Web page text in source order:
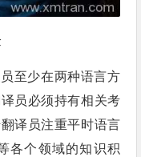
至少在两种语言方
员必须持有相关考
译员注重平时语言
各个领域的知识积